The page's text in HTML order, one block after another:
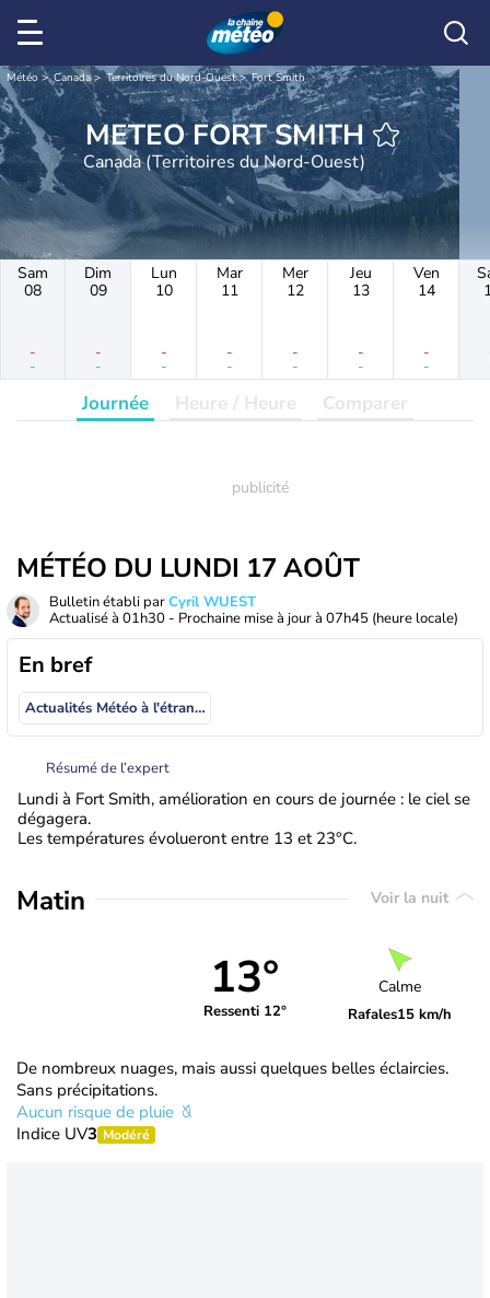
Météo Canada Territoires du Nord-Ouest Fort Smith
METEO FORT SMITH
Canada (Territoires du Nord-Ouest)
Sam
08
-
-
Dim
09
-
-
Lun
10
-
-
Mar
11
-
-
Mer
12
-
-
Jeu
13
-
-
Ven
14
-
-
Journée Heure / Heure Comparer
MÉTÉO DU LUNDI 17 AOÛT
Bulletin établi parCyril WUEST
Actualisé à 01h30 - Prochaine mise à jour à 07h45 (heure locale)
En bref
Actualités Météo à l'étranger
Résumé de l’expert
Lundi à Fort Smith, amélioration en cours de journée : le ciel se
dégagera.
Les températures évolueront entre 13 et 23°C.
Matin Voir la nuit
13°
Ressenti 12°
Calme
Rafales15 km/h
De nombreux nuages, mais aussi quelques belles éclaircies.
Sans précipitations.
Aucun risque de pluie
Indice UV3 Modéré